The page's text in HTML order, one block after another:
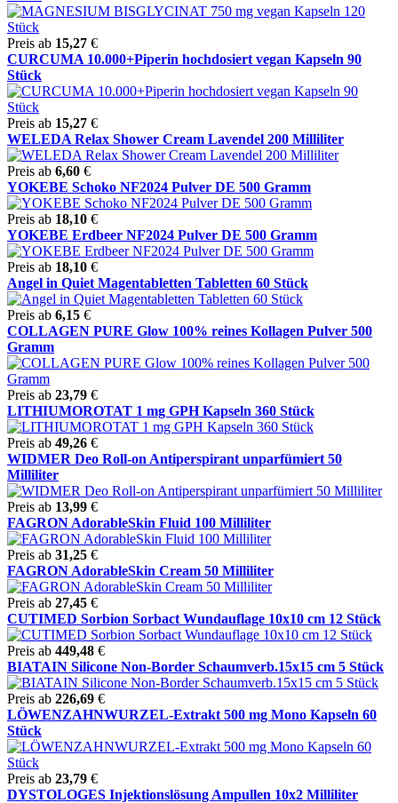
Preis ab 15,27 €
CURCUMA 10.000+Piperin hochdosiert vegan Kapseln 90
Stück
Preis ab 15,27 €
WELEDA Relax Shower Cream Lavendel 200 Milliliter
Preis ab 6,60 €
YOKEBE Schoko NF2024 Pulver DE 500 Gramm
Preis ab 18,10 €
YOKEBE Erdbeer NF2024 Pulver DE 500 Gramm
Preis ab 18,10 €
Angel in Quiet Magentabletten Tabletten 60 Stück
Preis ab 6,15 €
COLLAGEN PURE Glow 100% reines Kollagen Pulver 500
Gramm
Preis ab 23,79 €
LITHIUMOROTAT 1 mg GPH Kapseln 360 Stück
Preis ab 49,26 €
WIDMER Deo Roll-on Antiperspirant unparfümiert 50
Milliliter
Preis ab 13,99 €
FAGRON AdorableSkin Fluid 100 Milliliter
Preis ab 31,25 €
FAGRON AdorableSkin Cream 50 Milliliter
Preis ab 27,45 €
CUTIMED Sorbion Sorbact Wundauflage 10x10 cm 12 Stück
Preis ab 449,48 €
BIATAIN Silicone Non-Border Schaumverb.15x15 cm 5 Stück
Preis ab 226,69 €
LÖWENZAHNWURZEL-Extrakt 500 mg Mono Kapseln 60
Stück
Preis ab 23,79 €
DYSTOLOGES Injektionslösung Ampullen 10x2 Milliliter